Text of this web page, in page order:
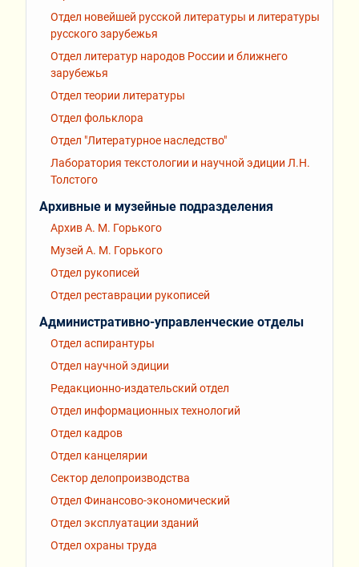
Отдел новейшей русской литературы и литературы
русского зарубежья
Отдел литератур народов России и ближнего
зарубежья
Отдел теории литературы
Отдел фольклора
Отдел "Литературное наследство"
Лаборатория текстологии и научной эдиции Л.Н.
Толстого
Архивные и музейные подразделения
Архив А. М. Горького
Музей А. М. Горького
Отдел рукописей
Отдел реставрации рукописей
Административно-управленческие отделы
Отдел аспирантуры
Отдел научной эдиции
Редакционно-издательский отдел
Отдел информационных технологий
Отдел кадров
Отдел канцелярии
Сектор делопроизводства
Отдел Финансово-экономический
Отдел эксплуатации зданий
Отдел охраны труда